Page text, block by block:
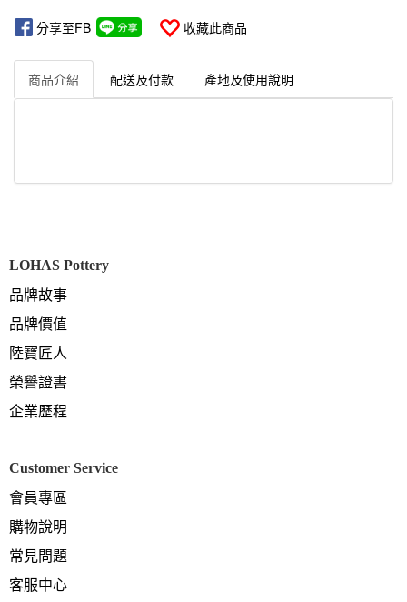
分享至FB 收藏此商品
商品介紹 配送及付款 產地及使用說明
LOHAS Pottery
品牌故事
品牌價值
陸寶匠人
榮譽證書
企業歷程
Customer Service
會員專區
購物說明
常見問題
客服中心